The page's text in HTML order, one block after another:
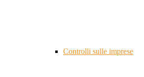
Controlli sulle imprese